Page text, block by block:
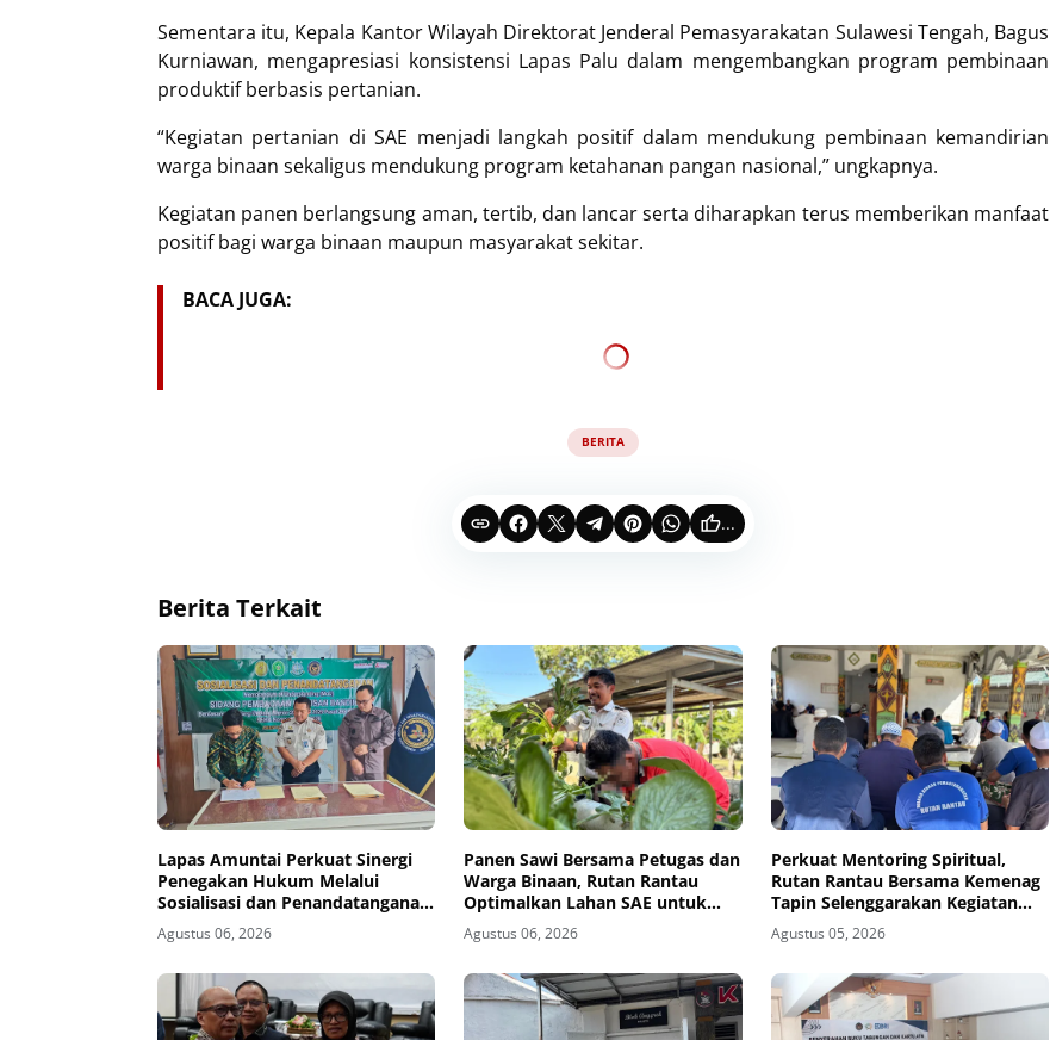
Sementara itu, Kepala Kantor Wilayah Direktorat Jenderal Pemasyarakatan Sulawesi Tengah, Bagus
Kurniawan, mengapresiasi konsistensi Lapas Palu dalam mengembangkan program pembinaan
produktif berbasis pertanian.
“Kegiatan pertanian di SAE menjadi langkah positif dalam mendukung pembinaan kemandirian
warga binaan sekaligus mendukung program ketahanan pangan nasional,” ungkapnya.
Kegiatan panen berlangsung aman, tertib, dan lancar serta diharapkan terus memberikan manfaat
positif bagi warga binaan maupun masyarakat sekitar.
BACA JUGA:
BERITA
...
Berita Terkait
Lapas Amuntai Perkuat Sinergi
Penegakan Hukum Melalui
Sosialisasi dan Penandatanganan
MoU Sidang Pembacaan Putusan
Banding
Agustus 06, 2026
Panen Sawi Bersama Petugas dan
Warga Binaan, Rutan Rantau
Optimalkan Lahan SAE untuk
Pembinaan Kemandirian
Agustus 06, 2026
Perkuat Mentoring Spiritual,
Rutan Rantau Bersama Kemenag
Tapin Selenggarakan Kegiatan
Tausyiah
Agustus 05, 2026